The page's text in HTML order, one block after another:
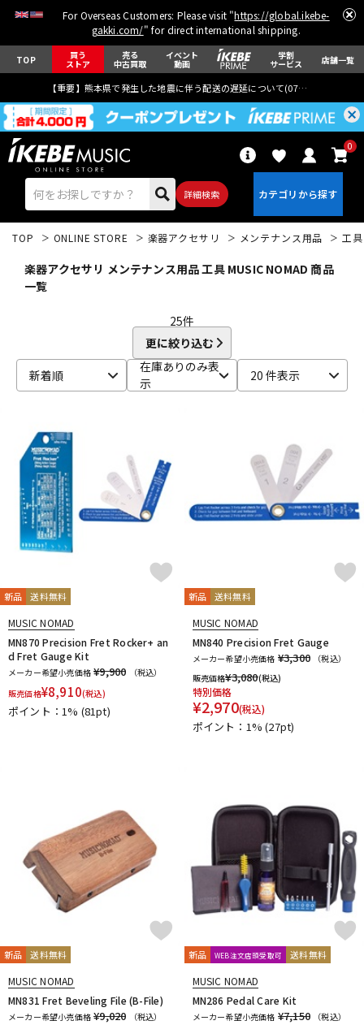
For Overseas Customers: Please visit "https://global.ikebe-
gakki.com/" for direct international shipping.
TOP 買う
ストア
売る
中古買取
イベント
動画
学割
サービス 店舗一覧
【重要】熊本県で発生した地震に伴う配送の遅延について(07月29日
詳細検索
0
ベース ウクレレ
パーカッション
キーボード 電子ピアノ
アンプ エフェクター
DJ機器 DTM
中古 ヴィンテージ
TOP ONLINE STORE 楽器アクセサリ メンテナンス用品 工具
楽器アクセサリ メンテナンス用品 工具 MUSIC NOMAD 商品
一覧
25件
更に絞り込む
新着順
在庫ありのみ表
示
20 件表示
新品 送料無料
MUSIC NOMAD
MN870 Precision Fret Rocker+ an
d Fret Gauge Kit
メーカー希望小売価格 ¥9,900
（税込）
販売価格¥8,910(税込)
ポイント：1% (81pt)
新品 送料無料
MUSIC NOMAD
MN840 Precision Fret Gauge
メーカー希望小売価格 ¥3,300
（税込）
販売価格¥3,080(税込)
特別価格
¥2,970(税込)
ポイント：1%(27pt)
新品 送料無料
MUSIC NOMAD
MN831 Fret Beveling File (B-File)
メーカー希望小売価格 ¥9,020
（税込）
新品 WEB注文店頭受取可 送料無料
MUSIC NOMAD
MN286 Pedal Care Kit
メーカー希望小売価格 ¥7,150
（税込）